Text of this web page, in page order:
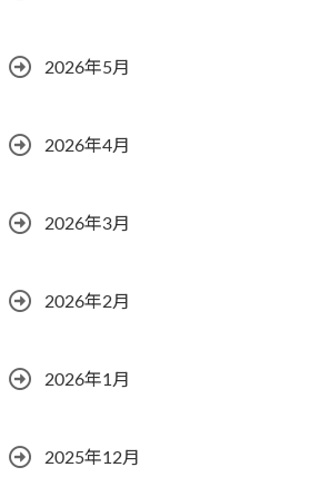
2026年5月
2026年4月
2026年3月
2026年2月
2026年1月
2025年12月